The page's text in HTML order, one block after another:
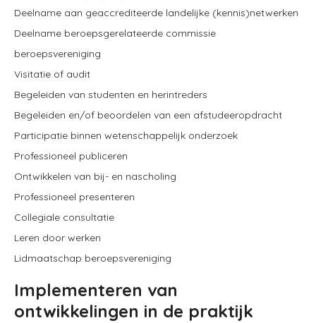
Deelname aan geaccrediteerde landelijke (kennis)netwerken
Deelname beroepsgerelateerde commissie
beroepsvereniging
Visitatie of audit
Begeleiden van studenten en herintreders
Begeleiden en/of beoordelen van een afstudeeropdracht
Participatie binnen wetenschappelijk onderzoek
Professioneel publiceren
Ontwikkelen van bij- en nascholing
Professioneel presenteren
Collegiale consultatie
Leren door werken
Lidmaatschap beroepsvereniging
Implementeren van
ontwikkelingen in de praktijk